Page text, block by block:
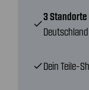
check
3 Standorte
Deutschland
checkDein Teile-